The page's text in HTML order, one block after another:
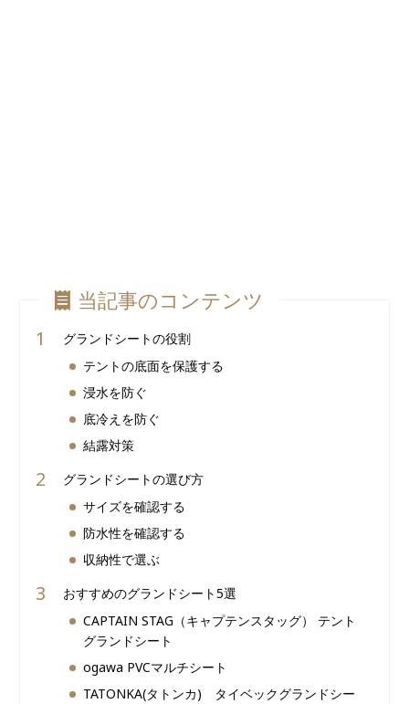
当記事のコンテンツ
グランドシートの役割
テントの底面を保護する
浸水を防ぐ
底冷えを防ぐ
結露対策
グランドシートの選び方
サイズを確認する
防水性を確認する
収納性で選ぶ
おすすめのグランドシート5選
CAPTAIN STAG（キャプテンスタッグ） テント
グランドシート
ogawa PVCマルチシート
TATONKA(タトンカ) タイベックグランドシー